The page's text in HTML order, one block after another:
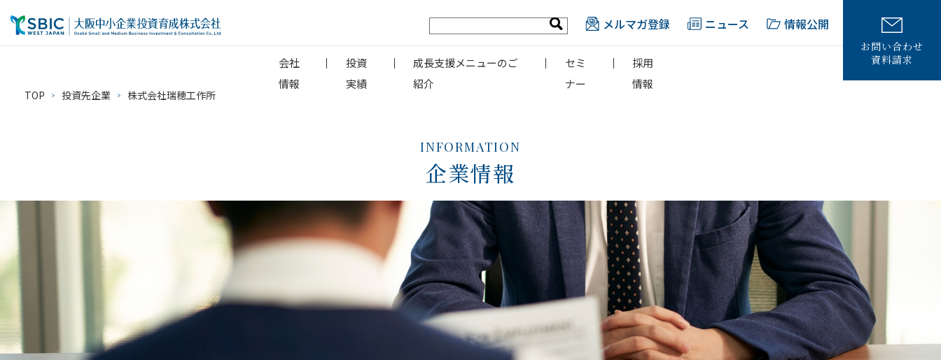
メルマガ登録 ニュース 情報公開
会社
情報
投資
実績
成長支援メニューのご
紹介
セミ
ナー
採用
情報
お問い合わせ
資料請求
TOP 投資先企業 株式会社瑞穂工作所
INFORMATION
企業情報